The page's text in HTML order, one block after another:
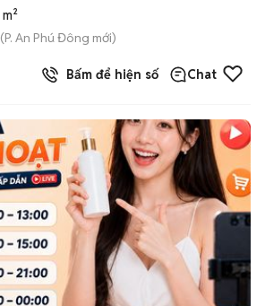
(P. An Phú Đông mới)
Bấm để hiện số Chat